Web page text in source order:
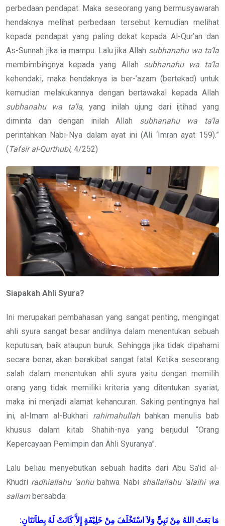
perbedaan pendapat. Maka seseorang yang bermusyawarah
hendaknya melihat perbedaan tersebut kemudian melihat
kepada pendapat yang paling dekat kepada Al-Qur’an dan
As-Sunnah jika ia mampu. Lalu jika Allah subhanahu wa ta’la
membimbingnya kepada yang Allah subhanahu wa ta’la
kehendaki, maka hendaknya ia ber-’azam (bertekad) untuk
kemudian melakukannya dengan bertawakal kepada Allah
subhanahu wa ta’la, yang inilah ujung dari ijtihad yang
diminta dan dengan inilah Allah subhanahu wa ta’la
perintahkan Nabi-Nya dalam ayat ini (Ali ‘Imran ayat 159).”
( Tafsir al-Qurthubi, 4/252)
Siapakah Ahli Syura?
Ini merupakan pembahasan yang sangat penting, mengingat
ahli syura sangat besar andilnya dalam menentukan sebuah
keputusan, baik ataupun buruk. Sehingga jika tidak dipahami
secara benar, akan berakibat sangat fatal. Ketika seseorang
salah dalam menentukan ahli syura yaitu dengan memilih
orang yang tidak memiliki kriteria yang ditentukan syariat,
maka ini menjadi alamat kehancuran. Saking pentingnya hal
ini, al-Imam al-Bukhari rahimahullahbahkan menulis bab
khusus dalam kitab Shahih-nya yang berjudul “Orang
Kepercayaan Pemimpin dan Ahli Syuranya”.
Lalu beliau menyebutkan sebuah hadits dari Abu Sa’id al-
Khudri radhiallahu ‘anhubahwa Nabi shallallahu ‘alaihi wa
sallambersabda:
مَا بَعَثَ اللهُ مِنْ نَبِيٍّ وَلاَ اسْتَخْلَفَ مِنْ خَلِيْفَةٍ إِلاَّ كَانَتْ لَهُ بِطاَنَتَانِ: